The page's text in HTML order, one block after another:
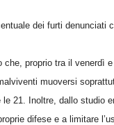
dei furti denunciati
proprio tra il venerdì
muoversi
21. Inoltre, dallo studio
difese e a limitare